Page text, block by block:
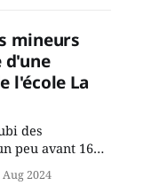
mineurs
d'une
l'école La
des
peu avant 16h
La
Bellefeuille de
Aug 2024